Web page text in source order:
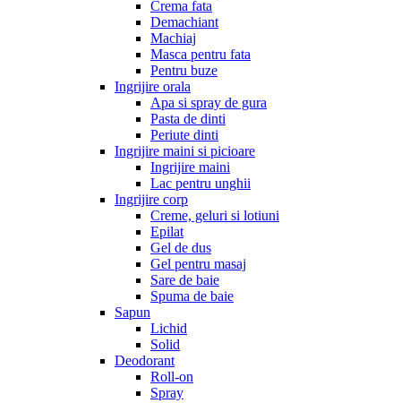
Crema fata
Demachiant
Machiaj
Masca pentru fata
Pentru buze
Ingrijire orala
Apa si spray de gura
Pasta de dinti
Periute dinti
Ingrijire maini si picioare
Ingrijire maini
Lac pentru unghii
Ingrijire corp
Creme, geluri si lotiuni
Epilat
Gel de dus
Gel pentru masaj
Sare de baie
Spuma de baie
Sapun
Lichid
Solid
Deodorant
Roll-on
Spray